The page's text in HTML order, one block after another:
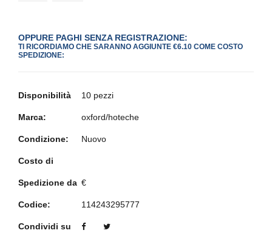
OPPURE PAGHI SENZA REGISTRAZIONE:
TI RICORDIAMO CHE SARANNO AGGIUNTE €6.10 COME COSTO
SPEDIZIONE:
Disponibilità 10 pezzi
Marca: oxford/hoteche
Condizione: Nuovo
Costo di
Spedizione da €
Codice: 114243295777
Condividi su